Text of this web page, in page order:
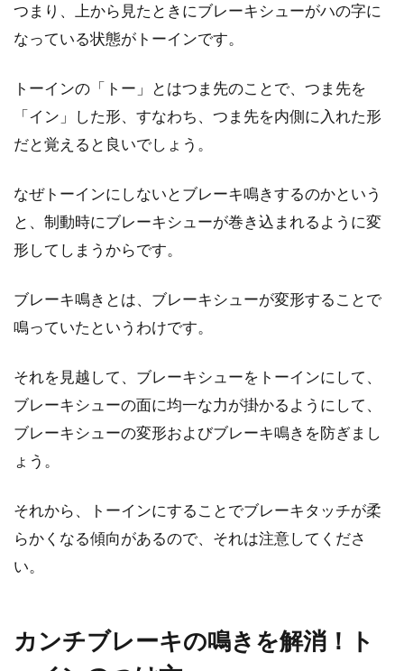
ードバイクに乗る女子が急上昇中とか。自転車
ファンのオト...
ロードバイクのメンテはしっかり
と！費用はどのくらい？
ロードバイクを手にしたばかりの頃は毎日毎日
磨いてパーツを眺めて、という方も少し経つと
自転車を購入したら乗って帰るのが
る」の、普通ですか？みなさんは購入後どうし
ているのでしょう...
ロードバイクのメンテナンス！bbの
グリスアップをしてますか？
であり、クラ...
つまり、上から見たときにブレーキシューがハの字に
なっている状態がトーインです。
トーインの「トー」とはつま先のことで、つま先を
「イン」した形、すなわち、つま先を内側に入れた形
だと覚えると良いでしょう。
なぜトーインにしないとブレーキ鳴きするのかという
と、制動時にブレーキシューが巻き込まれるように変
形してしまうからです。
ブレーキ鳴きとは、ブレーキシューが変形することで
鳴っていたというわけです。
それを見越して、ブレーキシューをトーインにして、
ブレーキシューの面に均一な力が掛かるようにして、
ブレーキシューの変形およびブレーキ鳴きを防ぎまし
ょう。
それから、トーインにすることでブレーキタッチが柔
らかくなる傾向があるので、それは注意してくださ
い。
カンチブレーキの鳴きを解消！ト